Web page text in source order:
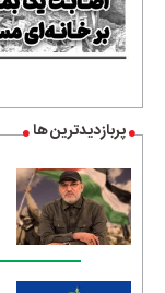
پربازدیدترین ها